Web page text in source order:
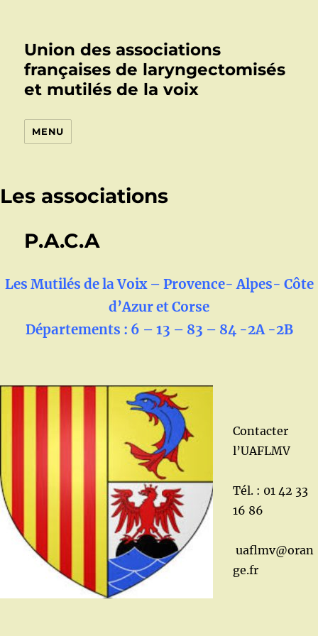
Union des associations
françaises de laryngectomisés
et mutilés de la voix
MENU
Les associations
P.A.C.A
Les Mutilés de la Voix – Provence- Alpes- Côte
d’Azur et Corse
Départements : 6 – 13 – 83 – 84 -2A -2B
Contacter
l’UAFLMV
Tél. : 01 42 33
16 86
uaflmv@oran
ge.fr